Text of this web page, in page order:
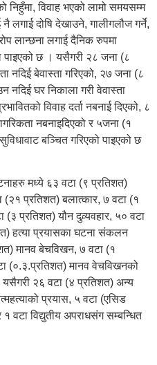
निहुँमा, विवाह भएको लामो समयसम्म
लगाई दोषि देखाउने, गालीगलौज गर्ने,
लान्छना लगाई दैनिक रुपमा
पाइएको छ । यसैगरी २८ जना (८
नदिई बेवास्ता गरिएको, २७ जना (८
नदिई घर निकाला गरी वेवास्ता
विवाह दर्ता नबनाई दिएको, ८
नबनाइदिएको र ५जना (१
बञ्चित गरिएको पाइएको छ
मध्ये ६३ वटा (९ प्रतिशत)
प्रतिशत) बलात्कार, ७ वटा (१
प्रतिशत) यौन दुव्र्यवहार, ५० वटा
हत्या प्रयासका घटना संकलन
मानव बेचविखन, ७ वटा (१
(०.३.प्रतिशत) मानव वेचविखनको
२६ वटा (४ प्रतिशत) अन्य
प्रयास, ५ वटा (एसिड
विद्युतीय अपराधसंग सम्बन्धित